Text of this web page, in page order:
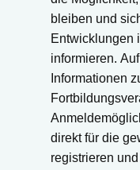
bleiben und
Entwicklungen
informieren.
Informationen
direkt für die
registrieren